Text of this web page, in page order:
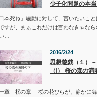
少子化問題の本
日本死ね」騒動に対して、言いたいこ
すが、まぁこれだけは言わなきゃなら
…
2016/2/24
思想遊戯（１）
（Ⅰ） 桜の森の満
章 桜の章 桜の花びらが、静かに舞